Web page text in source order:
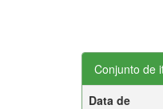
Conjunto de
Data de